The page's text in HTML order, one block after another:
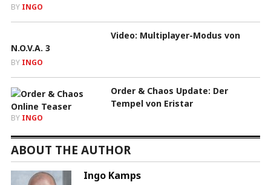
BY INGO
Video: Multiplayer-Modus von
N.O.V.A. 3
BY INGO
Order & Chaos Update: Der
Tempel von Eristar
BY INGO
ABOUT THE AUTHOR
Ingo Kamps